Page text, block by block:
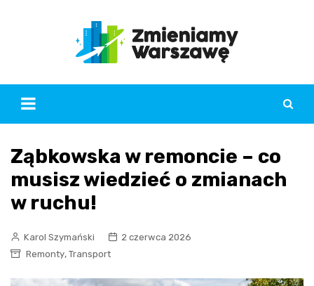
Ząbkowska w remoncie – co
musisz wiedzieć o zmianach
w ruchu!
Karol Szymański
2 czerwca 2026
Remonty, Transport